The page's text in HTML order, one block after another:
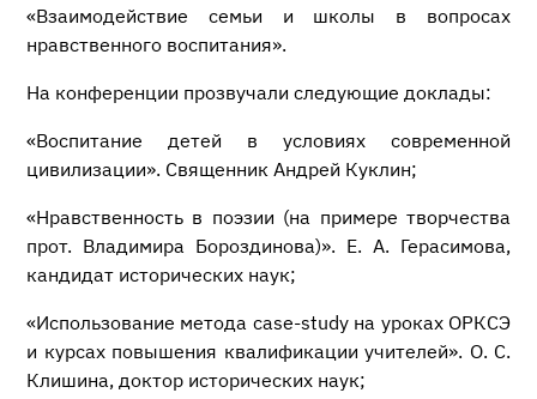
«Взаимодействие семьи и школы в вопросах
нравственного воспитания».
На конференции прозвучали следующие доклады:
«Воспитание детей в условиях современной
цивилизации». Священник Андрей Куклин;
«Нравственность в поэзии (на примере творчества
прот. Владимира Бороздинова)». Е. А. Герасимова,
кандидат исторических наук;
«Использование метода case-study на уроках ОРКСЭ
и курсах повышения квалификации учителей». О. С.
Клишина, доктор исторических наук;